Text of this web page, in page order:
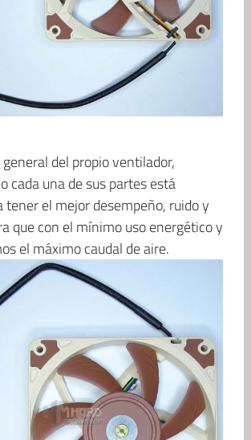
del propio ventilador,
cada una de sus partes está
tener el mejor desempeño, ruido y
que con el mínimo uso energético y
el máximo caudal de aire.